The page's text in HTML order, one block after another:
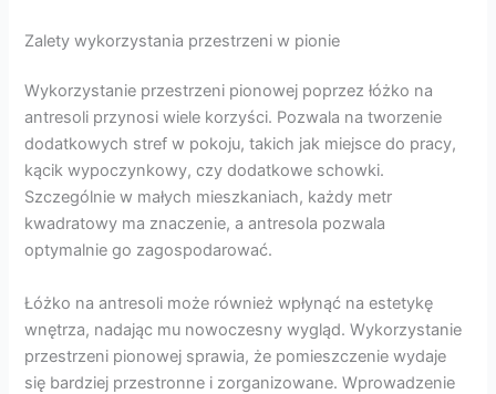
Zalety wykorzystania przestrzeni w pionie
Wykorzystanie przestrzeni pionowej poprzez łóżko na
antresoli przynosi wiele korzyści. Pozwala na tworzenie
dodatkowych stref w pokoju, takich jak miejsce do pracy,
kącik wypoczynkowy, czy dodatkowe schowki.
Szczególnie w małych mieszkaniach, każdy metr
kwadratowy ma znaczenie, a antresola pozwala
optymalnie go zagospodarować.
Łóżko na antresoli może również wpłynąć na estetykę
wnętrza, nadając mu nowoczesny wygląd. Wykorzystanie
przestrzeni pionowej sprawia, że pomieszczenie wydaje
się bardziej przestronne i zorganizowane. Wprowadzenie